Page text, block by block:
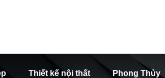
Thiết kế nội thất Phong Thủy